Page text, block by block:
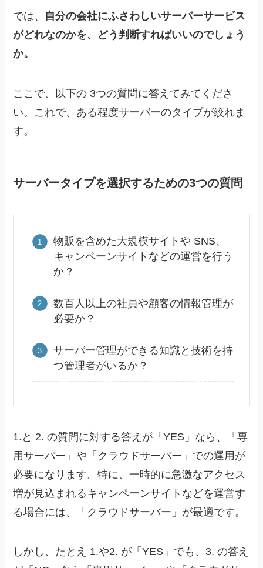
では、 自分の会社にふさわしいサーバーサービス
がどれなのかを、どう判断すればいいのでしょう
か。
ここで、以下の 3つの質問に答えてみてくださ
い。これで、ある程度サーバーのタイプが絞れま
す。
サーバータイプを選択するための3つの質問
物販を含めた大規模サイトや SNS、
キャンペーンサイトなどの運営を行う
か？
数百人以上の社員や顧客の情報管理が
必要か？
サーバー管理ができる知識と技術を持
つ管理者がいるか？
1.と 2. の質問に対する答えが「YES」なら、「専
用サーバー」や「クラウドサーバー」での運用が
必要になります。特に、一時的に急激なアクセス
増が見込まれるキャンペーンサイトなどを運営す
る場合には、「クラウドサーバー」が最適です。
しかし、たとえ 1.や2. が「YES」でも、3. の答え